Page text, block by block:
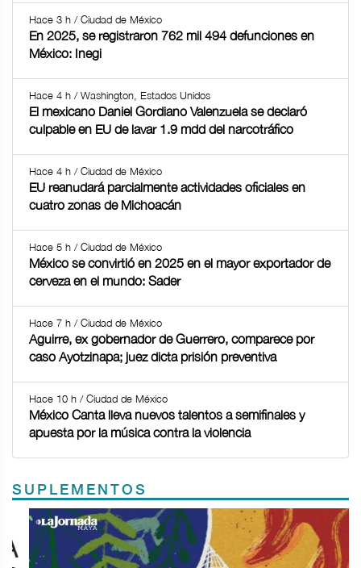
Hace 3 h / Ciudad de México
En 2025, se registraron 762 mil 494 defunciones en
México: Inegi
Hace 4 h / Washington, Estados Unidos
El mexicano Daniel Gordiano Valenzuela se declaró
culpable en EU de lavar 1.9 mdd del narcotráfico
Hace 4 h / Ciudad de México
EU reanudará parcialmente actividades oficiales en
cuatro zonas de Michoacán
Hace 5 h / Ciudad de México
México se convirtió en 2025 en el mayor exportador de
cerveza en el mundo: Sader
Hace 7 h / Ciudad de México
Aguirre, ex gobernador de Guerrero, comparece por
caso Ayotzinapa; juez dicta prisión preventiva
Hace 10 h / Ciudad de México
México Canta lleva nuevos talentos a semifinales y
apuesta por la música contra la violencia
SUPLEMENTOS